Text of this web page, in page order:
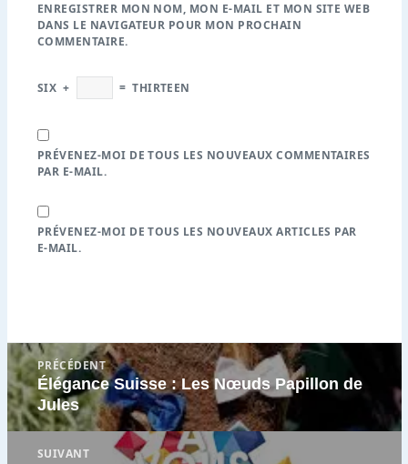
ENREGISTRER MON NOM, MON E-MAIL ET MON SITE WEB
DANS LE NAVIGATEUR POUR MON PROCHAIN
COMMENTAIRE.
SIX + = THIRTEEN
PRÉVENEZ-MOI DE TOUS LES NOUVEAUX COMMENTAIRES
PAR E-MAIL.
PRÉVENEZ-MOI DE TOUS LES NOUVEAUX ARTICLES PAR
E-MAIL.
Navigation
de
l’article
PRÉCÉDENT
Article
précédent
:
Élégance Suisse : Les Nœuds Papillon de
Jules
SUIVANT